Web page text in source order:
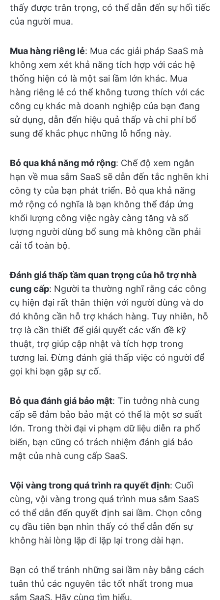
thấy được trân trọng, có thể dẫn đến sự hối tiếc
của người mua.
Mua hàng riêng lẻ: Mua các giải pháp SaaS mà
không xem xét khả năng tích hợp với các hệ
thống hiện có là một sai lầm lớn khác. Mua
hàng riêng lẻ có thể không tương thích với các
công cụ khác mà doanh nghiệp của bạn đang
sử dụng, dẫn đến hiệu quả thấp và chi phí bổ
sung để khắc phục những lỗ hổng này.
Bỏ qua khả năng mở rộng: Chế độ xem ngắn
hạn về mua sắm SaaS sẽ dẫn đến tắc nghẽn khi
công ty của bạn phát triển. Bỏ qua khả năng
mở rộng có nghĩa là bạn không thể đáp ứng
khối lượng công việc ngày càng tăng và số
lượng người dùng bổ sung mà không cần phải
cải tổ toàn bộ.
Đánh giá thấp tầm quan trọng của hỗ trợ nhà
cung cấp: Người ta thường nghĩ rằng các công
cụ hiện đại rất thân thiện với người dùng và do
đó không cần hỗ trợ khách hàng. Tuy nhiên, hỗ
trợ là cần thiết để giải quyết các vấn đề kỹ
thuật, trợ giúp cập nhật và tích hợp trong
tương lai. Đừng đánh giá thấp việc có người để
gọi khi bạn gặp sự cố.
Bỏ qua đánh giá bảo mật: Tin tưởng nhà cung
cấp sẽ đảm bảo bảo mật có thể là một sơ suất
lớn. Trong thời đại vi phạm dữ liệu diễn ra phổ
biến, bạn cũng có trách nhiệm đánh giá bảo
mật của nhà cung cấp SaaS.
Vội vàng trong quá trình ra quyết định: Cuối
cùng, vội vàng trong quá trình mua sắm SaaS
có thể dẫn đến quyết định sai lầm. Chọn công
cụ đầu tiên bạn nhìn thấy có thể dẫn đến sự
không hài lòng lặp đi lặp lại trong dài hạn.
Bạn có thể tránh những sai lầm này bằng cách
tuân thủ các nguyên tắc tốt nhất trong mua
sắm SaaS. Hãy cùng tìm hiểu.